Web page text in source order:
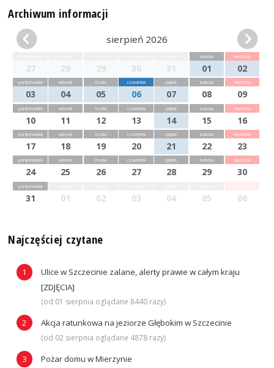
Archiwum informacji
sierpień 2026
27 28 29 30 31
sobota
01
niedziela
02
poniedziałek
03
wtorek
04
środa
05
czwartek
06
piątek
07
sobota
08
niedziela
09
poniedziałek
10
wtorek
11
środa
12
czwartek
13
piątek
14
sobota
15
niedziela
16
poniedziałek
17
wtorek
18
środa
19
czwartek
20
piątek
21
sobota
22
niedziela
23
poniedziałek
24
wtorek
25
środa
26
czwartek
27
piątek
28
sobota
29
niedziela
30
poniedziałek
31 01 02 03 04 05 06
Najczęściej czytane
Ulice w Szczecinie zalane, alerty prawie w całym kraju
[ZDJĘCIA]
(od 01 sierpnia oglądane 8440 razy)
Akcja ratunkowa na jeziorze Głębokim w Szczecinie
(od 02 sierpnia oglądane 4878 razy)
Pożar domu w Mierzynie